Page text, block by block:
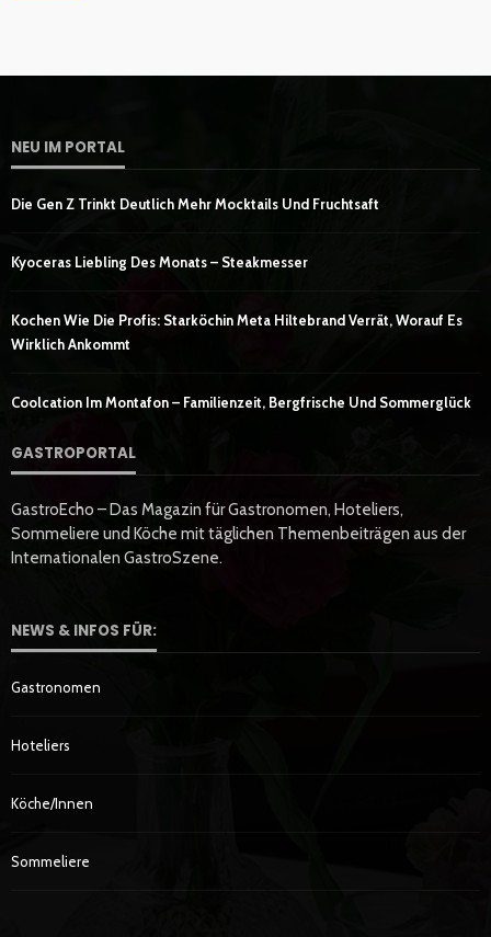
NEU IM PORTAL
Die Gen Z Trinkt Deutlich Mehr Mocktails Und Fruchtsaft
Kyoceras Liebling Des Monats – Steakmesser
Kochen Wie Die Profis: Starköchin Meta Hiltebrand Verrät, Worauf Es
Wirklich Ankommt
Coolcation Im Montafon – Familienzeit, Bergfrische Und Sommerglück
GASTROPORTAL
GastroEcho – Das Magazin für Gastronomen, Hoteliers,
Sommeliere und Köche mit täglichen Themenbeiträgen aus der
Internationalen GastroSzene.
NEWS & INFOS FÜR:
Gastronomen
Hoteliers
Köche/innen
Sommeliere